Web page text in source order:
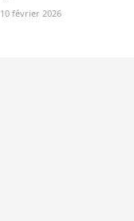
10 février 2026